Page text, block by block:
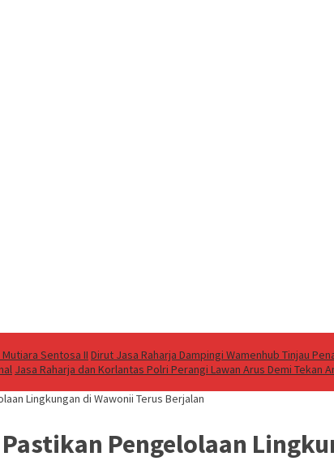
Sentosa II Dirut Jasa Raharja Dampingi Wamenhub Tinjau
Jasa Raharja dan Korlantas Polri Perangi Lawan Arus Demi Tekan
Lingkungan di Wawonii Terus Berjalan
Pengelolaan